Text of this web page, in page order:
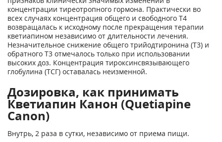
концентрации тиреотропного гормона. Практически во
всех случаях концентрация общего и свободного Т4
возвращалась к исходному после прекращения терапии
кветиапином независимо от длительности лечения.
Незначительное снижение общего трийодтиронина (Т3) и
обратного Т3 отмечалось только при использовании
высоких доз. Концентрация тироксинсвязывающего
глобулина (ТСГ) оставалась неизменной.
Дозировка, как принимать
Кветиапин Канон (Quetiapine
Canon)
Внутрь, 2 раза в сутки, независимо от приема пищи.